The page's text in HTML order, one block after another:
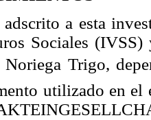
a esta
Sociales
Noriega Trigo,
utilizado en